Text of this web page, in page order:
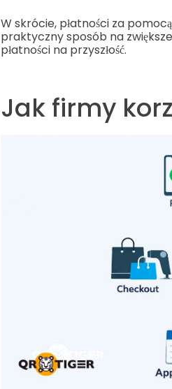
W skrócie, płatności za
praktyczny sposób na
płatności na przyszłość.
Jak firmy